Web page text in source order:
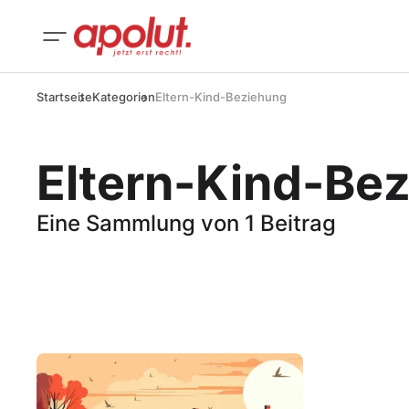
StartseiteKategorienEltern-Kind-Beziehung
Eltern-Kind-
Eine Sammlung von 1 Beitrag